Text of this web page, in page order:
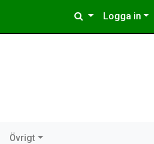
Logga in
Övrigt